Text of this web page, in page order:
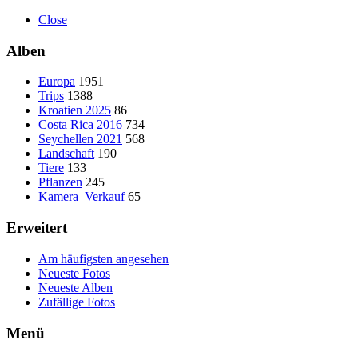
Close
Alben
Europa 1951
Trips 1388
Kroatien 2025 86
Costa Rica 2016 734
Seychellen 2021 568
Landschaft 190
Tiere 133
Pflanzen 245
Kamera_Verkauf 65
Erweitert
Am häufigsten angesehen
Neueste Fotos
Neueste Alben
Zufällige Fotos
Menü